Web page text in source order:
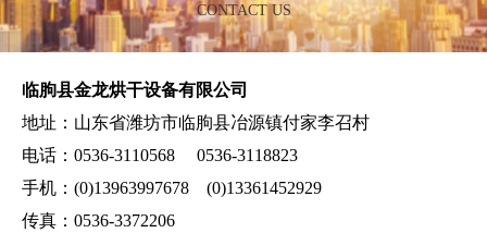
CONTACT US
临朐县金龙烘干设备有限公司
地址：山东省潍坊市临朐县冶源镇付家李召村
电话：0536-3110568 0536-3118823
手机：(0)13963997678 (0)13361452929
传真：0536-3372206